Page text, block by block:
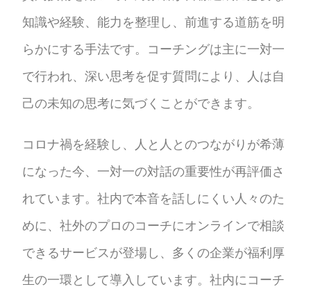
知識や経験、能力を整理し、前進する道筋を明
らかにする手法です。コーチングは主に一対一
で行われ、深い思考を促す質問により、人は自
己の未知の思考に気づくことができます。
コロナ禍を経験し、人と人とのつながりが希薄
になった今、一対一の対話の重要性が再評価さ
れています。社内で本音を話しにくい人々のた
めに、社外のプロのコーチにオンラインで相談
できるサービスが登場し、多くの企業が福利厚
生の一環として導入しています。社内にコーチ